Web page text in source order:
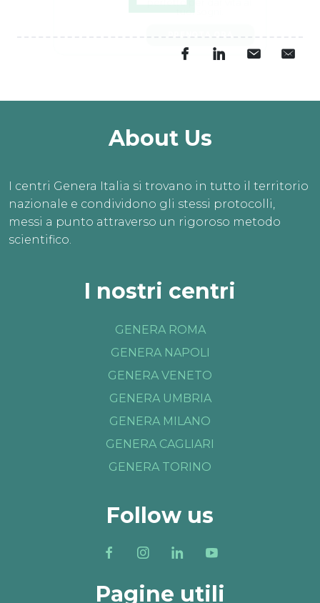
About Us
I centri Genera Italia si trovano in tutto il territorio
nazionale e condividono gli stessi protocolli,
messi a punto attraverso un rigoroso metodo
scientifico.
I nostri centri
GENERA ROMA
GENERA NAPOLI
GENERA VENETO
GENERA UMBRIA
GENERA MILANO
GENERA CAGLIARI
GENERA TORINO
Follow us
Pagine utili
PRENOTA ORA